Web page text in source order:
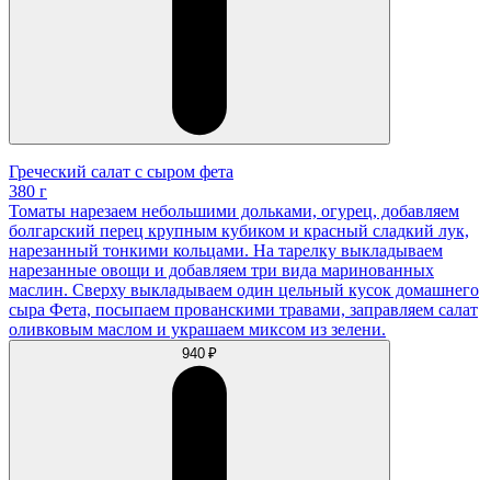
Греческий салат с сыром фета
380 г
Томаты нарезаем небольшими дольками, огурец, добавляем
болгарский перец крупным кубиком и красный сладкий лук,
нарезанный тонкими кольцами. На тарелку выкладываем
нарезанные овощи и добавляем три вида маринованных
маслин. Сверху выкладываем один цельный кусок домашнего
сыра Фета, посыпаем прованскими травами, заправляем салат
оливковым маслом и украшаем миксом из зелени.
940 ₽